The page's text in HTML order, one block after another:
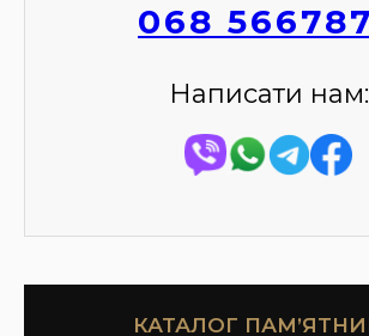
068
Написати нам:
КАТАЛОГ